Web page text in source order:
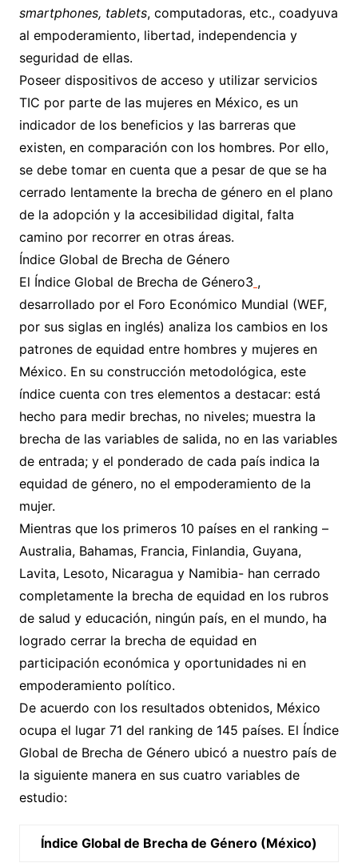
smartphones, tablets, computadoras, etc., coadyuva
al empoderamiento, libertad, independencia y
seguridad de ellas.
Poseer dispositivos de acceso y utilizar servicios
TIC por parte de las mujeres en México, es un
indicador de los beneficios y las barreras que
existen, en comparación con los hombres. Por ello,
se debe tomar en cuenta que a pesar de que se ha
cerrado lentamente la brecha de género en el plano
de la adopción y la accesibilidad digital, falta
camino por recorrer en otras áreas.
Índice Global de Brecha de Género
El Índice Global de Brecha de Género3 ,
desarrollado por el Foro Económico Mundial (WEF,
por sus siglas en inglés) analiza los cambios en los
patrones de equidad entre hombres y mujeres en
México. En su construcción metodológica, este
índice cuenta con tres elementos a destacar: está
hecho para medir brechas, no niveles; muestra la
brecha de las variables de salida, no en las variables
de entrada; y el ponderado de cada país indica la
equidad de género, no el empoderamiento de la
mujer.
Mientras que los primeros 10 países en el ranking –
Australia, Bahamas, Francia, Finlandia, Guyana,
Lavita, Lesoto, Nicaragua y Namibia- han cerrado
completamente la brecha de equidad en los rubros
de salud y educación, ningún país, en el mundo, ha
logrado cerrar la brecha de equidad en
participación económica y oportunidades ni en
empoderamiento político.
De acuerdo con los resultados obtenidos, México
ocupa el lugar 71 del ranking de 145 países. El Índice
Global de Brecha de Género ubicó a nuestro país de
la siguiente manera en sus cuatro variables de
estudio:
Índice Global de Brecha de Género (México)